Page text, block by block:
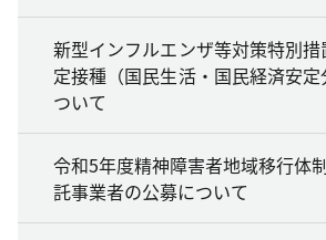
新型インフルエンザ等対策特別
定接種（国民生活・国民経済安
ついて
令和5年度精神障害者地域移行体
託事業者の公募について